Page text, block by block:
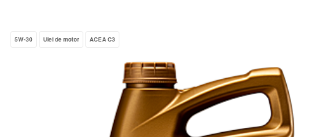
5W-30 Ulei de motor ACEA C3